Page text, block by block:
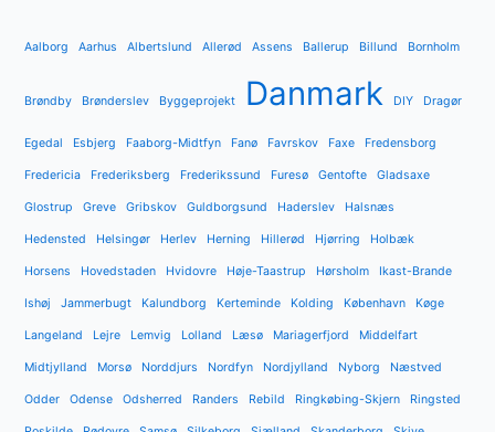
Aalborg Aarhus Albertslund Allerød Assens Ballerup Billund Bornholm
Brøndby Brønderslev Byggeprojekt Danmark DIY Dragør
Egedal Esbjerg Faaborg-Midtfyn Fanø Favrskov Faxe Fredensborg
Fredericia Frederiksberg Frederikssund Furesø Gentofte Gladsaxe
Glostrup Greve Gribskov Guldborgsund Haderslev Halsnæs
Hedensted Helsingør Herlev Herning Hillerød Hjørring Holbæk
Horsens Hovedstaden Hvidovre Høje-Taastrup Hørsholm Ikast-Brande
Ishøj Jammerbugt Kalundborg Kerteminde Kolding København Køge
Langeland Lejre Lemvig Lolland Læsø Mariagerfjord Middelfart
Midtjylland Morsø Norddjurs Nordfyn Nordjylland Nyborg Næstved
Odder Odense Odsherred Randers Rebild Ringkøbing-Skjern Ringsted